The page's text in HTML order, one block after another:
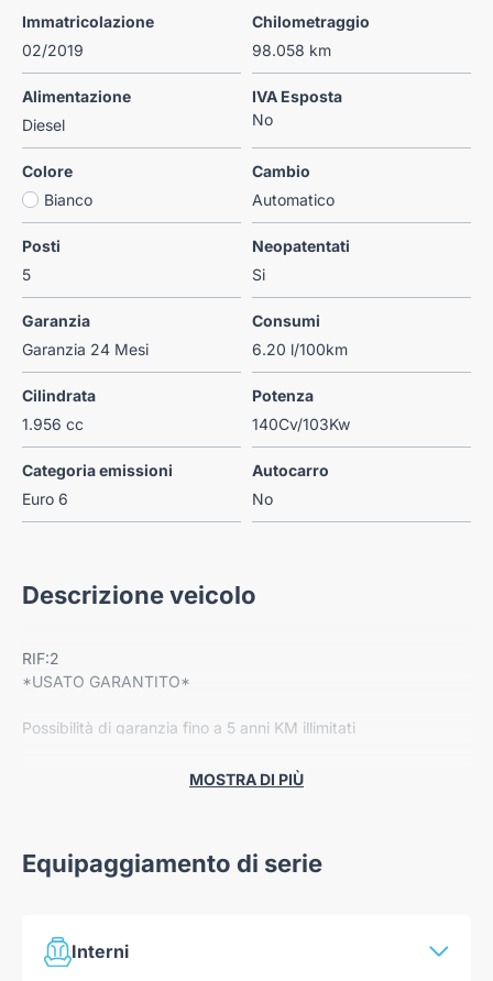
Immatricolazione
02/2019
Chilometraggio
98.058 km
Alimentazione
Diesel
IVA Esposta
No
Colore
Bianco
Cambio
Automatico
Posti
5
Neopatentati
Si
Garanzia
Garanzia 24 Mesi
Consumi
6.20 l/100km
Cilindrata
1.956 cc
Potenza
140Cv/103Kw
Categoria emissioni
Euro 6
Autocarro
No
Descrizione veicolo
RIF:2
*USATO GARANTITO*
Possibilità di garanzia fino a 5 anni KM illimitati
-Apple car play
-Luci diurne a LED
MOSTRA DI PIÙ
Equipaggiamento di serie
Interni